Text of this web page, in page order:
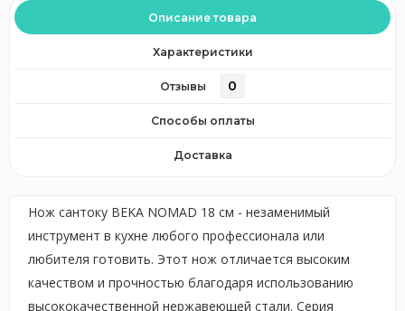
Описание товара
Характеристики
Отзывы 0
Способы оплаты
Доставка
Нож сантоку BEKA NOMAD 18 см - незаменимый
инструмент в кухне любого профессионала или
любителя готовить. Этот нож отличается высоким
качеством и прочностью благодаря использованию
высококачественной нержавеющей стали. Серия